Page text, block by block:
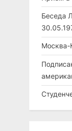
Беседа